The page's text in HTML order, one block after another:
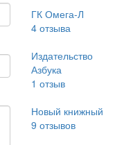
ГК Омега-Л
4отзыва
Издательство
Азбука
1 отзыв
Новый книжный
9 отзывов